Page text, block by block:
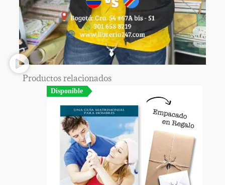
Productos relacionados
Disponible